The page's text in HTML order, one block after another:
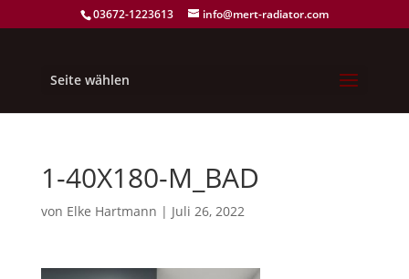
03672-1223613 info@mert-radiator.com
Seite wählen
1-40X180-M_BAD
von Elke Hartmann | Juli 26, 2022